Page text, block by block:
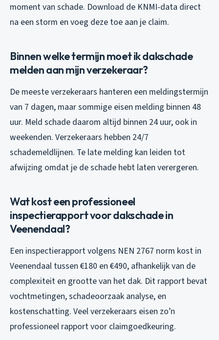
moment van schade. Download de KNMI-data direct
na een storm en voeg deze toe aan je claim.
Binnen welke termijn moet ik dakschade
melden aan mijn verzekeraar?
De meeste verzekeraars hanteren een meldingstermijn
van 7 dagen, maar sommige eisen melding binnen 48
uur. Meld schade daarom altijd binnen 24 uur, ook in
weekenden. Verzekeraars hebben 24/7
schademeldlijnen. Te late melding kan leiden tot
afwijzing omdat je de schade hebt laten verergeren.
Wat kost een professioneel
inspectierapport voor dakschade in
Veenendaal?
Een inspectierapport volgens NEN 2767 norm kost in
Veenendaal tussen €180 en €490, afhankelijk van de
complexiteit en grootte van het dak. Dit rapport bevat
vochtmetingen, schadeoorzaak analyse, en
kostenschatting. Veel verzekeraars eisen zo’n
professioneel rapport voor claimgoedkeuring.